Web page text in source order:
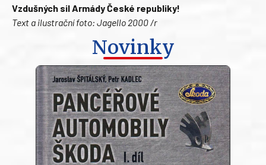
Vzdušných sil Armády České republiky!
Text a ilustrační foto: Jagello 2000 /r
Novinky